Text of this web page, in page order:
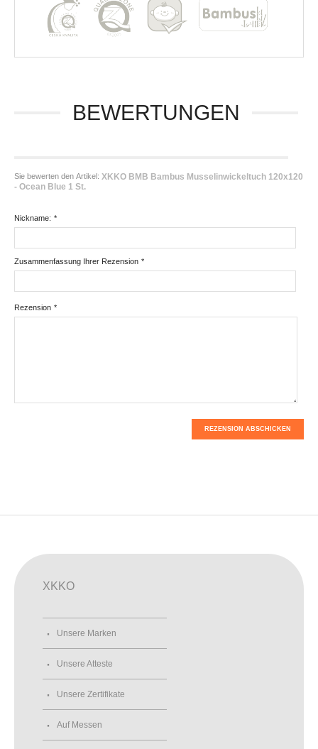
BEWERTUNGEN
Sie bewerten den Artikel: XKKO BMB Bambus Musselinwickeltuch 120x120
- Ocean Blue 1 St.
*
Nickname:
*
Zusammenfassung Ihrer Rezension
*
Rezension
REZENSION ABSCHICKEN
XKKO
Unsere Marken
Unsere Atteste
Unsere Zertifikate
Auf Messen